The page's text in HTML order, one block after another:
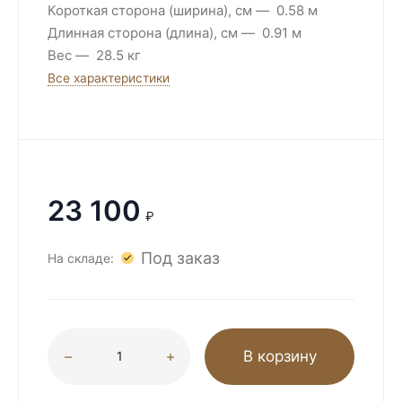
Короткая сторона (ширина), см
0.58 м
Длинная сторона (длина), см
0.91 м
Вес
28.5 кг
Все характеристики
23 100 ₽
На складе: Под заказ
В корзину